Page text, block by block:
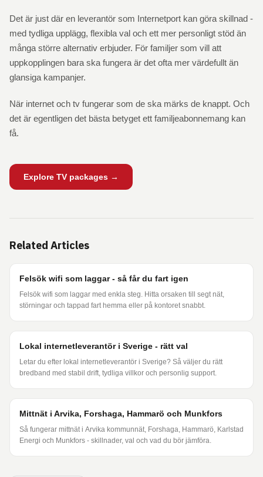
Det är just där en leverantör som Internetport kan göra skillnad -
med tydliga upplägg, flexibla val och ett mer personligt stöd än
många större alternativ erbjuder. För familjer som vill att
uppkopplingen bara ska fungera är det ofta mer värdefullt än
glansiga kampanjer.
När internet och tv fungerar som de ska märks de knappt. Och
det är egentligen det bästa betyget ett familjeabonnemang kan
få.
Explore TV packages →
Related Articles
Felsök wifi som laggar - så får du fart igen
Felsök wifi som laggar med enkla steg. Hitta orsaken till segt nät,
störningar och tappad fart hemma eller på kontoret snabbt.
Lokal internetleverantör i Sverige - rätt val
Letar du efter lokal internetleverantör i Sverige? Så väljer du rätt
bredband med stabil drift, tydliga villkor och personlig support.
Mittnät i Arvika, Forshaga, Hammarö och Munkfors
Så fungerar mittnät i Arvika kommunnät, Forshaga, Hammarö, Karlstad
Energi och Munkfors - skillnader, val och vad du bör jämföra.